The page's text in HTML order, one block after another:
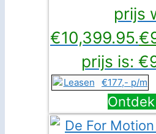
prijs
€10,399.95.€
prijs is:
€177,- p/m